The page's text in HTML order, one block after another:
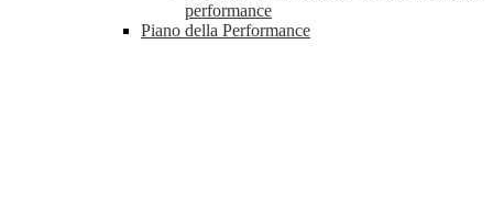
performance
Piano della Performance